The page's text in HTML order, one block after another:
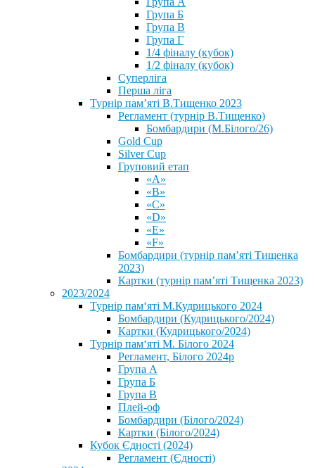
Група Б
Група В
Група Г
1/4 фіналу (кубок)
1/2 фіналу (кубок)
Суперліга
Перша ліга
Турнір пам’яті В.Тищенко 2023
Регламент (турнір В.Тищенко)
Бомбардири (М.Білого/26)
Gold Cup
Silver Cup
Груповий етап
«А»
«В»
«С»
«D»
«Е»
«F»
Бомбардири (турнір пам’яті Тищенка
2023)
Картки (турнір пам’яті Тищенка 2023)
2023/2024
⁨Турнір пам‘яті М.Кудрицького 2024
Бомбардири (Кудрицького/2024)
Картки (Кудрицького/2024)
⁨Турнір пам‘яті М. Білого 2024⁩
Регламент, Білого 2024р
Група А
Група Б
Група В
Плей-оф
Бомбардири (Білого/2024)
Картки (Білого/2024)
Кубок Єдності (2024)
Регламент (Єдності)